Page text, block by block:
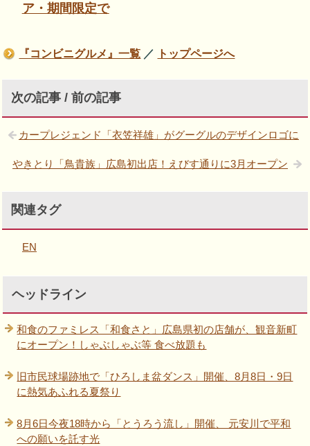
ア・期間限定で
『コンビニグルメ』一覧 ／ トップページへ
次の記事 / 前の記事
カープレジェンド「衣笠祥雄」がグーグルのデザインロゴに
やきとり「鳥貴族」広島初出店！えびす通りに3月オープン
関連タグ
EN
ヘッドライン
和食のファミレス「和食さと」広島県初の店舗が、観音新町
にオープン！しゃぶしゃぶ等 食べ放題も
旧市民球場跡地で「ひろしま盆ダンス」開催、8月8日・9日
に熱気あふれる夏祭り
8月6日今夜18時から「とうろう流し」開催、 元安川で平和
への願いを託す光